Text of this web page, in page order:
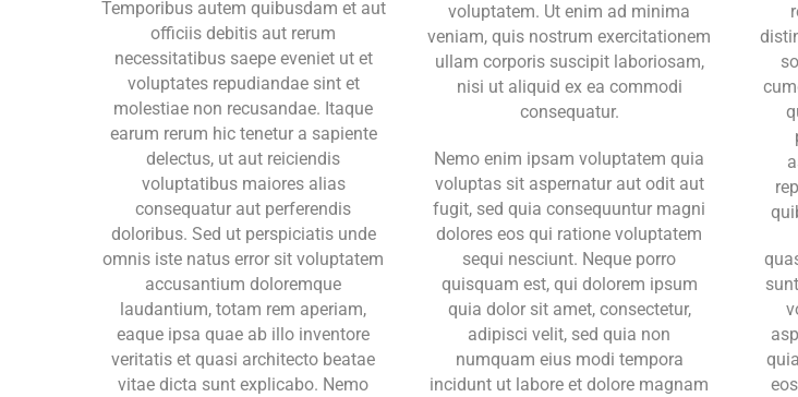
Temporibus autem quibusdam et aut
officiis debitis aut rerum
necessitatibus saepe eveniet ut et
voluptates repudiandae sint et
molestiae non recusandae. Itaque
earum rerum hic tenetur a sapiente
delectus, ut aut reiciendis
voluptatibus maiores alias
consequatur aut perferendis
doloribus. Sed ut perspiciatis unde
omnis iste natus error sit voluptatem
accusantium doloremque
laudantium, totam rem aperiam,
eaque ipsa quae ab illo inventore
veritatis et quasi architecto beatae
vitae dicta sunt explicabo. Nemo
voluptatem. Ut enim ad minima
veniam, quis nostrum exercitationem
ullam corporis suscipit laboriosam,
nisi ut aliquid ex ea commodi
consequatur.
Nemo enim ipsam voluptatem quia
voluptas sit aspernatur aut odit aut
fugit, sed quia consequuntur magni
dolores eos qui ratione voluptatem
sequi nesciunt. Neque porro
quisquam est, qui dolorem ipsum
quia dolor sit amet, consectetur,
adipisci velit, sed quia non
numquam eius modi tempora
incidunt ut labore et dolore magnam